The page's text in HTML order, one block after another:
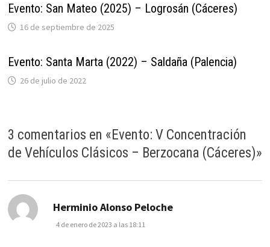
Evento: San Mateo (2025) – Logrosán (Cáceres)
16 de septiembre de 2025
Evento: Santa Marta (2022) – Saldaña (Palencia)
26 de julio de 2022
3 comentarios en «Evento: V Concentración
de Vehículos Clásicos – Berzocana (Cáceres)»
Herminio Alonso Pelochedice:
4 de enero de 2023 a las 18:11